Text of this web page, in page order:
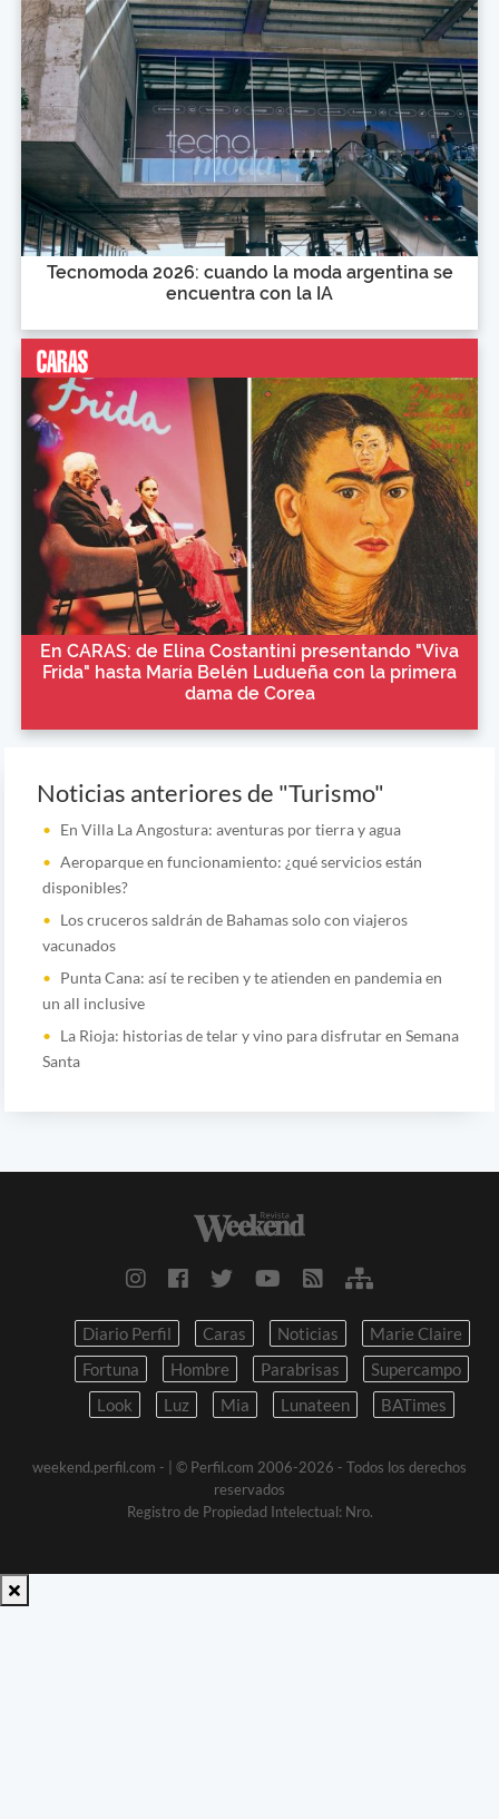
Tecnomoda 2026: cuando la moda argentina se
encuentra con la IA
En CARAS: de Elina Costantini presentando "Viva
Frida" hasta María Belén Ludueña con la primera
dama de Corea
Noticias anteriores de "Turismo"
En Villa La Angostura: aventuras por tierra y agua
Aeroparque en funcionamiento: ¿qué servicios están
disponibles?
Los cruceros saldrán de Bahamas solo con viajeros
vacunados
Punta Cana: así te reciben y te atienden en pandemia en
un all inclusive
La Rioja: historias de telar y vino para disfrutar en Semana
Santa
Diario Perfil Caras Noticias
Marie Claire
Fortuna
Hombre Parabrisas
Supercampo
Look
Luz Mia Lunateen BATimes
weekend.perfil.com -
| © Perfil.com 2006-2026 - Todos los derechos
reservados
Registro de Propiedad Intelectual: Nro.